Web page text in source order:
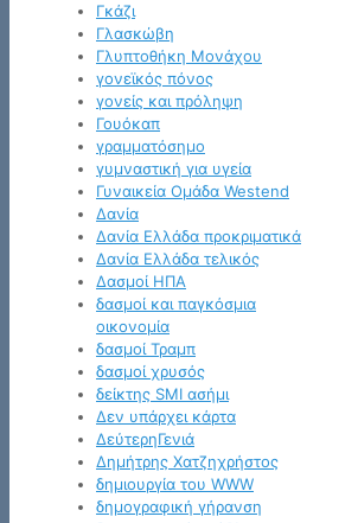
Γκάζι
Γλασκώβη
Γλυπτοθήκη Μονάχου
γονεϊκός πόνος
γονείς και πρόληψη
Γουόκαπ
γραμματόσημο
γυμναστική για υγεία
Γυναικεία Ομάδα Westend
Δανία
Δανία Ελλάδα προκριματικά
Δανία Ελλάδα τελικός
Δασμοί ΗΠΑ
δασμοί και παγκόσμια
οικονομία
δασμοί Τραμπ
δασμοί χρυσός
δείκτης SMI ασήμι
Δεν υπάρχει κάρτα
ΔεύτερηΓενιά
Δημήτρης Χατζηχρήστος
δημιουργία του WWW
δημογραφική γήρανση